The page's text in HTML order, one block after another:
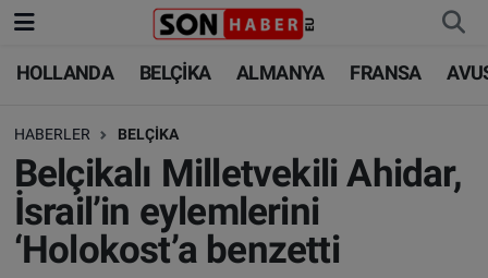
HOLLANDA BELÇİKA ALMANYA FRANSA
HABERLER BELÇİKA
Belçikalı Milletvekili Ahidar,
İsrail’in eylemlerini
‘Holokost’a benzetti
HOLLANDA
BELÇİKA
ALMANYA
FRANSA
HOLLANDA
BELÇİKA
ALMANYA
TÜRKİYE
Nöbetçi Eczaneler
Hava Durumu
Trafik Durumu
Süper Lig Puan Durumu ve Fikstür